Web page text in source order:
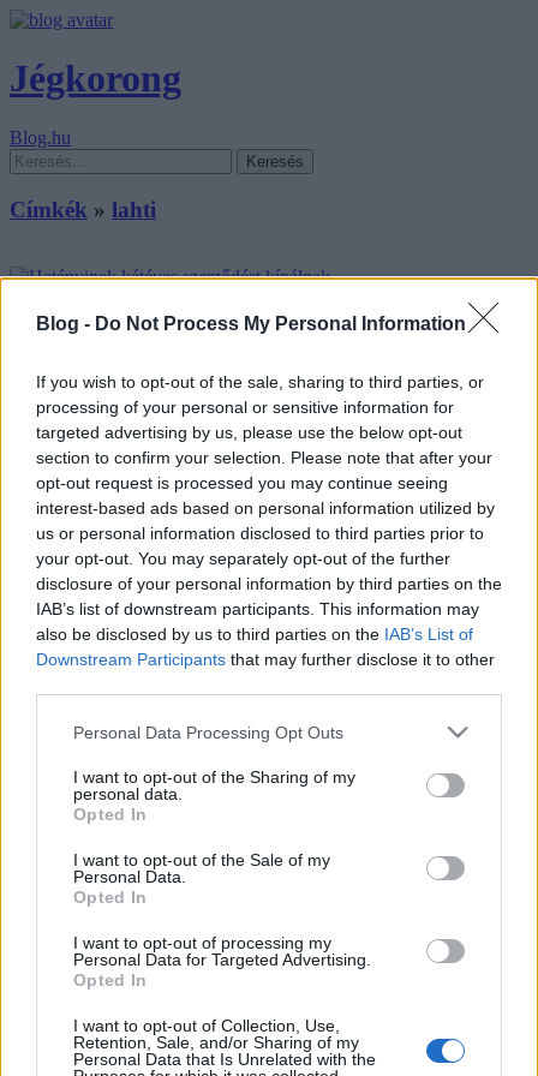
Blog - Do Not Process My Personal Information
If you wish to opt-out of the sale, sharing to third parties, or
processing of your personal or sensitive information for
targeted advertising by us, please use the below opt-out
section to confirm your selection. Please note that after your
opt-out request is processed you may continue seeing
interest-based ads based on personal information utilized by
us or personal information disclosed to third parties prior to
your opt-out. You may separately opt-out of the further
disclosure of your personal information by third parties on the
IAB’s list of downstream participants. This information may
also be disclosed by us to third parties on the IAB’s List of
Downstream Participants that may further disclose it to other
Please note that this website/app uses one or more Google
not limited to your visit or usage behaviour. You may click to
grant or deny consent to Google and its third-party tags to
use your data for below specified purposes in below Google
consent section.
Personal Data Processing Opt Outs
I want to opt-out of the Sharing of my
personal data.
Opted In
I want to opt-out of the Sale of my
Personal Data.
Opted In
I want to opt-out of processing my
Personal Data for Targeted Advertising.
Opted In
I want to opt-out of Collection, Use,
Retention, Sale, and/or Sharing of my
Personal Data that Is Unrelated with the
Jégkorong
Blog.hu
Címkék » lahti
Hetényinek kétéves szerződést kínálnak
Nem ragaszkodunk a rögzített kivásárlási árhoz, többféle
megoldási konstrukciót kínáltunk a Lahti Pelicansnak, mondta
blogunknak Ocskay Gábor, a Sapa Fehérvár AV19 szakosztály-
igazgatója annak kapcsán, hogy a finn élvonalbeli csapat hivatalosan
is bejelentkezett a még egy évig…
Sokat kell dolgoznom, hogy kiszorítsam
ketturepolainen007• 2010. május 27. 33
Vasárnap letelt az első hét Hetényi Zoltán próbajátékából, ezúttal
Lahtiban találkoztunk vele, és a nyaralását családjával töltő Tommi
csapattársával a múltról és a jövőről, valamint Hetényiről
ketturepolainen007
Hetényi Zoltán elutazott az első osztályú finn Pelicanshoz. Két
hete van arra, hogy meggyőzze a lahti szakembereket, és első
magyarként bemutatkozhasson az SM-Liigában. Finnországi
több érdekes beszélgetést is…